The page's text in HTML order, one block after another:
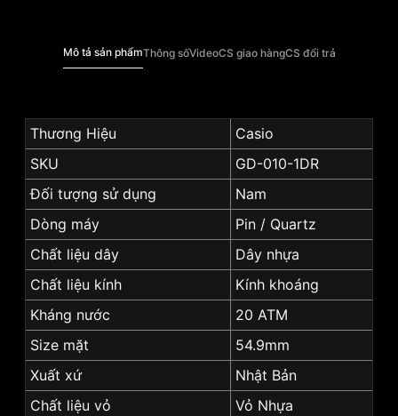
Mô tả sản phẩmThông sốVideoCS giao hàngCS đổi trả
Thương Hiệu
Casio
SKU
GD-010-1DR
Đối tượng sử dụng
Nam
Dòng máy
Pin / Quartz
Chất liệu dây
Dây nhựa
Chất liệu kính
Kính khoáng
Kháng nước
20 ATM
Size mặt
54.9mm
Xuất xứ
Nhật Bản
Chất liệu vỏ
Vỏ Nhựa